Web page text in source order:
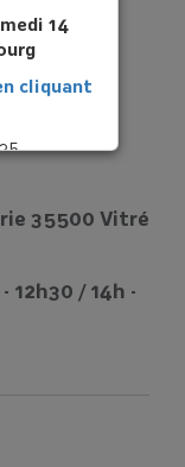
14
cliquant
35500 Vitré
12h30 / 14h -